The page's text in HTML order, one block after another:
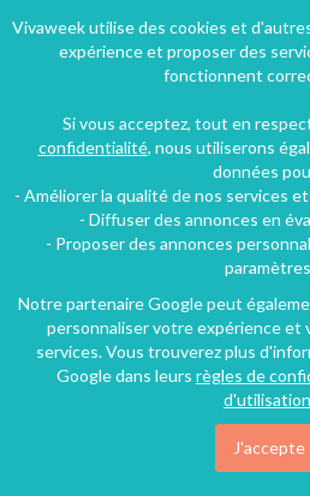
Lierneux (28 km), Liège, Région
14€/nuit
Vivaweek utilise des cookies et
expérience et proposer des
fonctionnent
Si vous acceptez, tout en
confidentialité, nous utiliserons
données
- Améliorer la qualité de nos services
- Diffuser des annonces en
- Proposer des annonces
Notre partenaire Google peut
personnaliser votre expérience et
services. Vous trouverez plus
Google dans leurs règles de
d'utilisation
J'accepte